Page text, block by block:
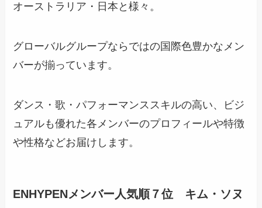
オーストラリア・日本と様々。
グローバルグループならではの国際色豊かなメン
バーが揃っています。
ダンス・歌・パフォーマンススキルの高い、ビジ
ュアルも優れた各メンバーのプロフィールや特徴
や性格などお届けします。
ENHYPENメンバー人気順７位 キム・ソヌ